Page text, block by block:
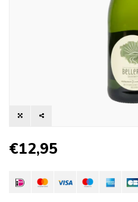
€12,95